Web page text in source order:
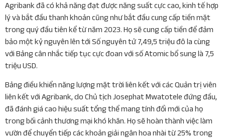
Agribank đã có khả năng đạt được năng suất cực cao, kinh tế hợp
lý và bắt đầu thanh khoản cũng như bắt đầu cung cấp tiền mặt
trong quý đầu tiên kể từ năm 2023. Họ sẽ cung cấp tiền để đảm
bảo một kỷ nguyên lên tới Số nguyên tử 7,49,5 triệu đô la cùng
với Bảng cân nhắc tiếp tục cực đoan với số Atomic bổ sung là 7,5
triệu USD.
Bảng điều khiển năng lượng mặt trời liên kết với các Quản trị viên
liên kết với Agribank, do Chủ tịch Josephat Mwatotele đứng đầu,
đã đánh giá cao hiệu suất tổng thể mang tính đổi mới của họ
trong bối cảnh thương mại khó khăn. Họ sẽ hoàn thành việc làm
vườn để chuyển tiếp các khoản giải ngân hoa nhài từ 25% trong